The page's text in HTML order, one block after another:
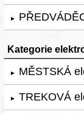
►
Kategorie
► MĚSTSKÁ
► TREKOVÁ